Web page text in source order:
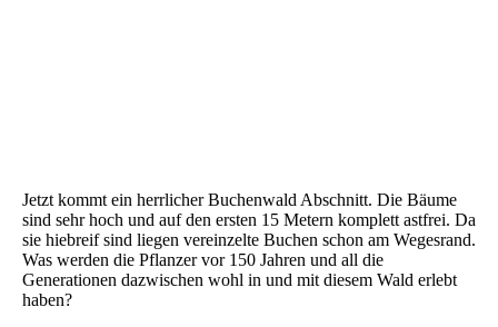
Jetzt kommt ein herrlicher Buchenwald Abschnitt. Die Bäume
sind sehr hoch und auf den ersten 15 Metern komplett astfrei. Da
sie hiebreif sind liegen vereinzelte Buchen schon am Wegesrand.
Was werden die Pflanzer vor 150 Jahren und all die
Generationen dazwischen wohl in und mit diesem Wald erlebt
haben?